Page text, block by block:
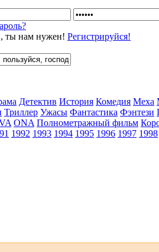
ты нам нужен! Регистрируйся!
Детектив История Комедия Меха
Триллер Ужасы Фантастика Фэнтези
ONA Полнометражный фильм
1992 1993 1994 1995 1996 1997 1998